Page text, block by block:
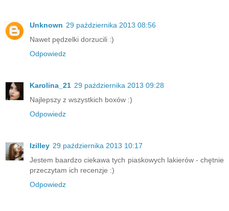
Unknown 29 października 2013 08:56
Nawet pędzelki dorzucili :)
Odpowiedz
Karolina_21 29 października 2013 09:28
Najlepszy z wszystkich boxów :)
Odpowiedz
Izilley 29 października 2013 10:17
Jestem baardzo ciekawa tych piaskowych lakierów - chętnie
przeczytam ich recenzje :)
Odpowiedz